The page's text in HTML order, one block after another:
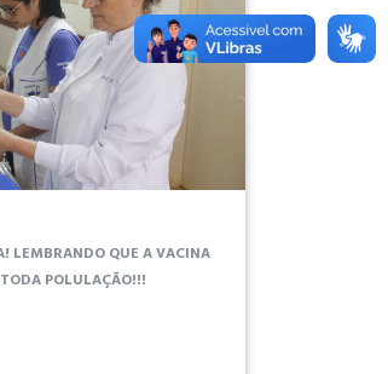
LEMBRANDO QUE A VACINA
POLULAÇÃO!!!